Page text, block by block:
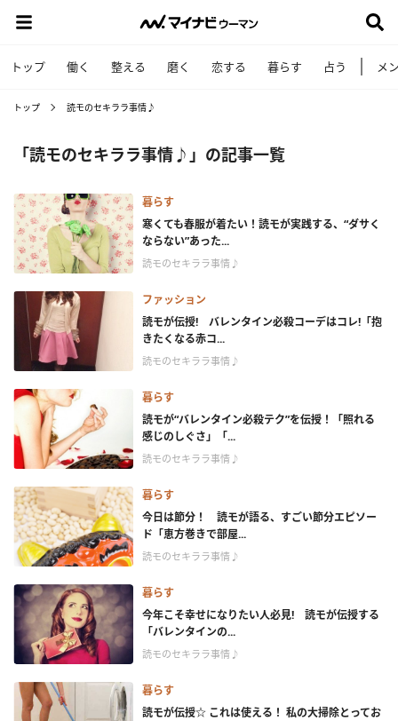
トップ 働く 整える 磨く 恋する 暮らす 占う メ
トップ 読モのセキララ事情♪
「読モのセキララ事情♪」の記事一覧
暮らす
寒くても春服が着たい！読モが実践する、“ダサく
ならない”あった...
読モのセキララ事情♪
ファッション
読モが伝授! バレンタイン必殺コーデはコレ!「抱
きたくなる赤コ...
読モのセキララ事情♪
暮らす
読モが“バレンタイン必殺テク”を伝授！「照れる
感じのしぐさ」「...
読モのセキララ事情♪
暮らす
今日は節分！ 読モが語る、すごい節分エピソー
ド「恵方巻きで部屋...
読モのセキララ事情♪
暮らす
今年こそ幸せになりたい人必見! 読モが伝授する
「バレンタインの...
読モのセキララ事情♪
暮らす
読モが伝授☆ これは使える！ 私の大掃除とってお